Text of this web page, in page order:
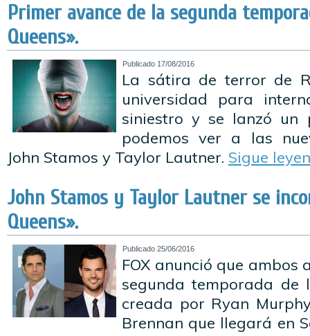
Primer avance de la segunda
Queens».
Publicado 17/08/2016
La sátira de terror de
universidad para
siniestro y se lanzó un
podemos ver a las
John Stamos y Taylor Lautner. Sigue
John Stamos y Taylor Lautner se
Queens».
Publicado 25/06/2016
FOX anunció que ambos
segunda temporada de
creada por Ryan
Brennan que llegará en